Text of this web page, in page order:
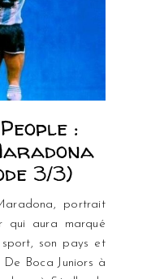
:
3/3)
portrait
qui aura marqué
sport, son pays et
De Boca Juniors à